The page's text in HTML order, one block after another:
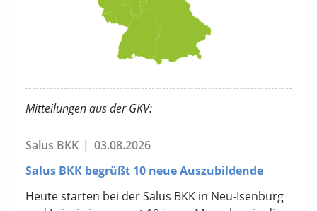
Mitteilungen aus der GKV:
Salus BKK | 03.08.2026
Salus BKK begrüßt 10 neue Auszubildende
Heute starten bei der Salus BKK in Neu-Isenburg